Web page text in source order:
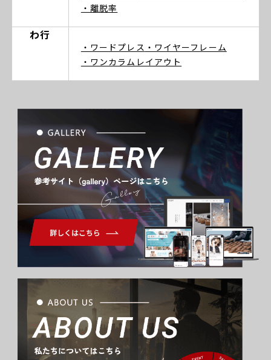
・離脱率
わ行
・ワードプレス ・ワイヤーフレーム
・ワンカラムレイアウト
Gallery